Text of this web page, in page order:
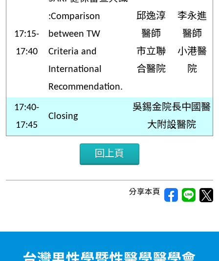
17:15-
17:40
:Comparison
between TW
Criteria and
International
Recommendation.
邱逸淳
醫師
市立聯
合醫院
李永進
醫師
小港醫
院
17:40-
17:45
Closing
吳錫金院長中國醫
大附設醫院
回上頁
分享本頁